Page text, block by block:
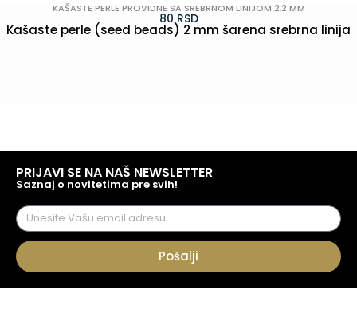
KAŠASTE PERLE PROVIDNE SA SREBRNOM LINIJOM 2,2 MM
80 RSD
Kašaste perle (seed beads) 2 mm šarena srebrna linija
PRIJAVI SE NA NAŠ NEWSLETTER
Saznaj o novitetima pre svih!
Pošalji